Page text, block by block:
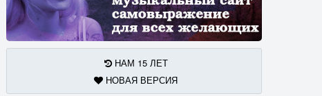
НАМ 15 ЛЕТ
НОВАЯ ВЕРСИЯ